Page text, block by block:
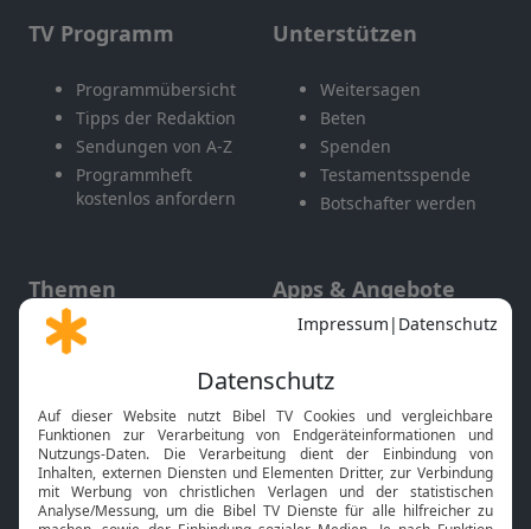
TV Programm
Programmübersicht
Tipps der Redaktion
Sendungen von A-Z
Programmheft
kostenlos anfordern
Unterstützen
Weitersagen
Beten
Spenden
Testamentsspende
Botschafter werden
Themen
Gott und Bibel erklärt
Neuigkeiten
Apps & Angebote
Mobile App
Smart TV
HbbTV
Bibelthek Online-Bibel
Nächster Gottesdienst